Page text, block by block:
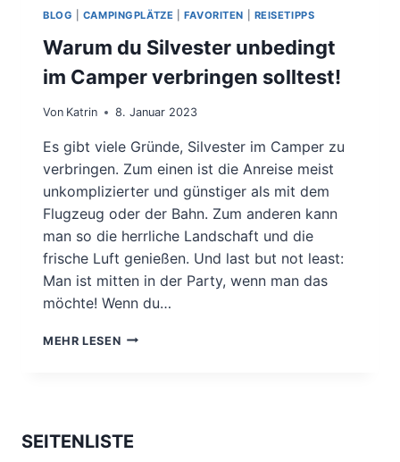
BLOG CAMPINGPLÄTZE FAVORITEN REISETIPPS
Warum du Silvester unbedingt
im Camper verbringen solltest!
Von Katrin 8. Januar 2023
Es gibt viele Gründe, Silvester im Camper zu
verbringen. Zum einen ist die Anreise meist
unkomplizierter und günstiger als mit dem
Flugzeug oder der Bahn. Zum anderen kann
man so die herrliche Landschaft und die
frische Luft genießen. Und last but not least:
Man ist mitten in der Party, wenn man das
möchte! Wenn du…
MEHR LESENWARUM
VERBRINGEN
SEITENLISTE